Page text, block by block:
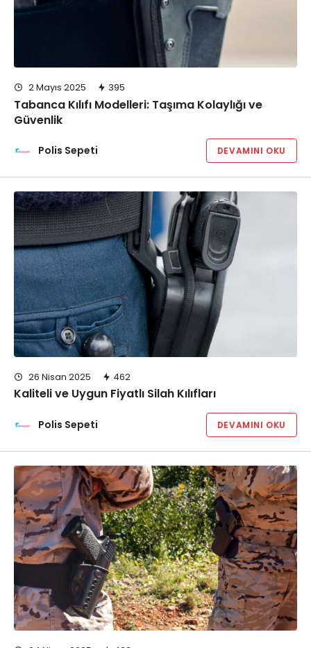
2 Mayıs 2025 395
Tabanca Kılıfı Modelleri: Taşıma Kolaylığı ve
Güvenlik
Polis Sepeti DEVAMINI OKU
26 Nisan 2025 462
Kaliteli ve Uygun Fiyatlı Silah Kılıfları
Polis Sepeti DEVAMINI OKU